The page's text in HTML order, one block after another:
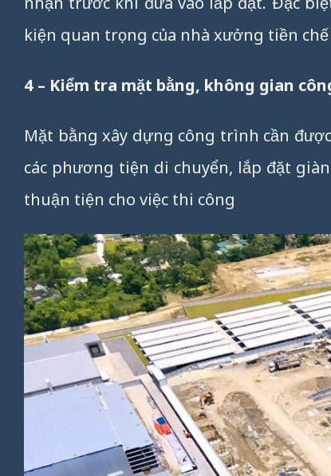
kiện quan trọng của nhà xưởng tiền chế
4 – Kiểm tra mặt bằng, không gian
Mặt bằng xây dựng công trình cần
các phương tiện di chuyển, lắp đặt
thuận tiện cho việc thi công